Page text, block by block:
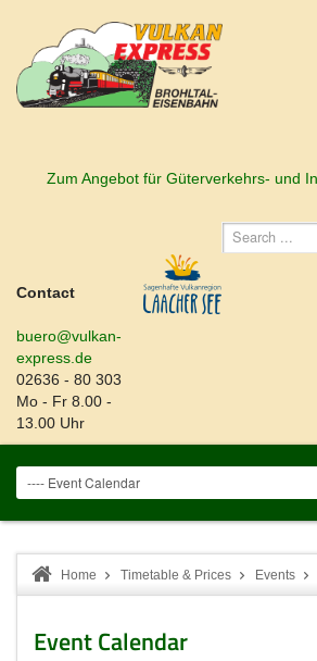
Zum Angebot für Güterverkehrs- und
Contact
buero@vulkan-
express.de
02636 - 80 303
Mo - Fr 8.00 -
13.00 Uhr
Home Timetable & Prices Events
Event Calendar